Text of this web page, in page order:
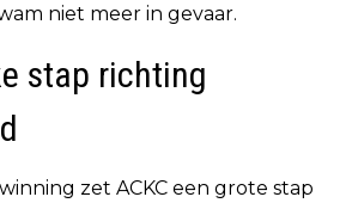
niet meer in gevaar.
stap richting
zet ACKC een grote stap